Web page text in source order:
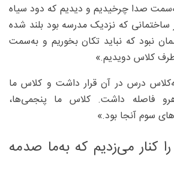
صدا چرخیدیم و دیدیم که دود سیاه
ساختمانی که نزدیک مدرسه بود بلند شده
نبود که نباید تکان بخوریم و به‌سمت
کلاس دویدیم.»
درس در آن قرار داشت و کلاس ما
فاصله داشت. کلاس ما پنجمی‌ها،
سوم آنجا بود.»
را کنار می‌زدیم که به‌ما صدمه